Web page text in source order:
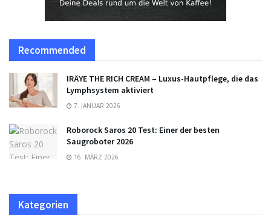
Recommended
IRÄYE THE RICH CREAM – Luxus-Hautpflege, die das
Lymphsystem aktiviert
7. JANUAR 2026
Roborock Saros 20 Test: Einer der besten
Saugroboter 2026
16. MÄRZ 2026
Kategorien